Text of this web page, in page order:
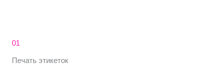
01
Печать этикеток